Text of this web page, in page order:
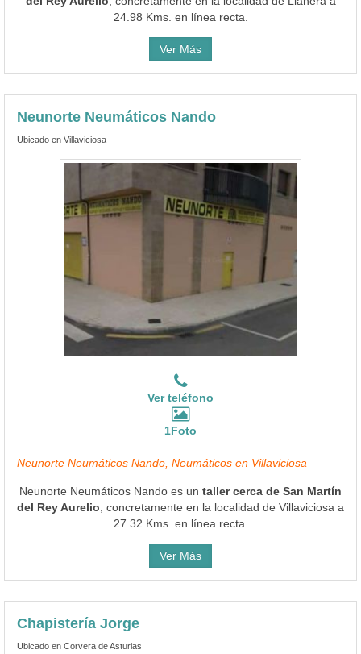
24.98 Kms. en línea recta.
Ver Más
Neunorte Neumáticos Nando
Ubicado en Villaviciosa
Ver teléfono
1Foto
Neunorte Neumáticos Nando, Neumáticos en Villaviciosa
Neunorte Neumáticos Nando es un taller cerca de San Martín
del Rey Aurelio , concretamente en la localidad de Villaviciosa a
27.32 Kms. en línea recta.
Ver Más
Chapistería Jorge
Ubicado en Corvera de Asturias